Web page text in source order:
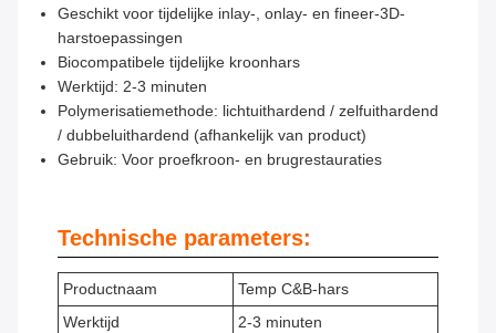
Geschikt voor tijdelijke inlay-, onlay- en fineer-3D-
harstoepassingen
Biocompatibele tijdelijke kroonhars
Werktijd: 2-3 minuten
Polymerisatiemethode: lichtuithardend / zelfuithardend
/ dubbeluithardend (afhankelijk van product)
Gebruik: Voor proefkroon- en brugrestauraties
Technische parameters:
Productnaam
Temp C&B-hars
Werktijd
2-3 minuten